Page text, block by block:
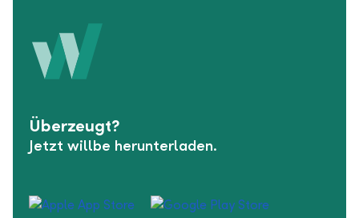
Überzeugt?
Jetzt willbe herunterladen.